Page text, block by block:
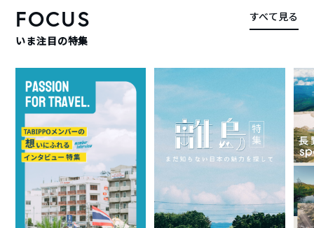
FOCUS
いま注目の特集
すべて見る